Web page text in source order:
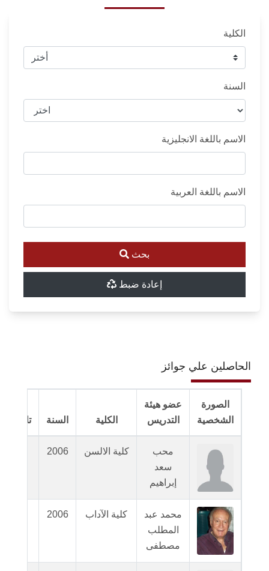
الكلية
السنة
الاسم باللغة الانجليزية
الاسم باللغة العربية
بحث
إعادة ضبط
الحاصلين علي جوائز
الصورة
الشخصية
عضو هيئة
التدريس
الكلية السنة
محب
سعد
إبراهيم
كلية الالسن 2006
محمد عبد
المطلب
مصطفى
كلية الآداب 2006